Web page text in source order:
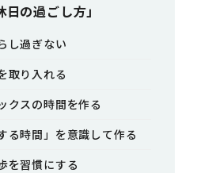
の過ごし方」
し過ぎない
取り入れる
クスの時間を作る
る時間」を意識して作る
を習慣にする